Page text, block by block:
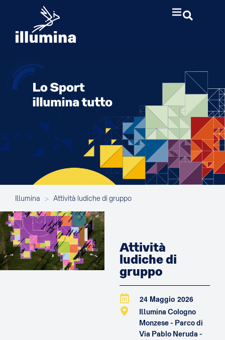
Illumina > Attività ludiche di gruppo
Attività
ludiche di
gruppo
24 Maggio 2026
Illumina Cologno
Monzese - Parco di
Via Pablo Neruda -